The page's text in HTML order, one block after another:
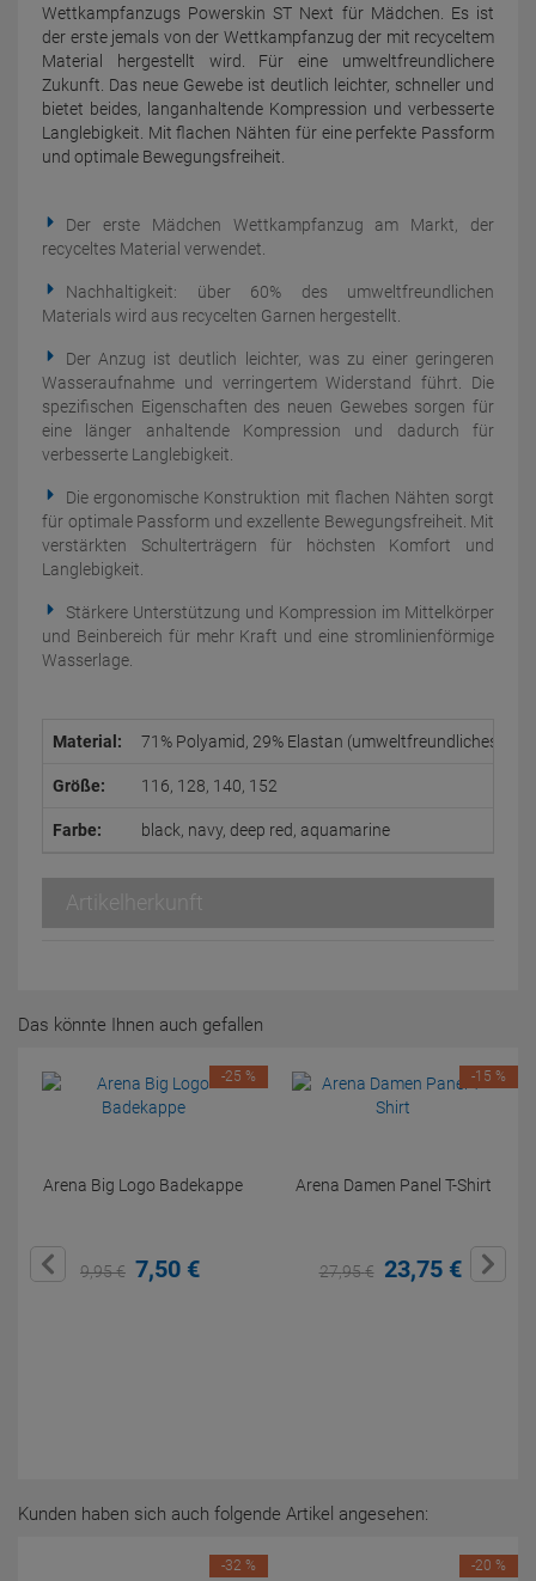
Wettkampfanzugs Powerskin ST Next für Mädchen. Es ist
der erste jemals von der Wettkampfanzug der mit recyceltem
Material hergestellt wird. Für eine umweltfreundlichere
Zukunft. Das neue Gewebe ist deutlich leichter, schneller und
bietet beides, langanhaltende Kompression und verbesserte
Langlebigkeit. Mit flachen Nähten für eine perfekte Passform
und optimale Bewegungsfreiheit.
Der erste Mädchen Wettkampfanzug am Markt, der
recyceltes Material verwendet.
Nachhaltigkeit: über 60% des umweltfreundlichen
Materials wird aus recycelten Garnen hergestellt.
Der Anzug ist deutlich leichter, was zu einer geringeren
Wasseraufnahme und verringertem Widerstand führt. Die
spezifischen Eigenschaften des neuen Gewebes sorgen für
eine länger anhaltende Kompression und dadurch für
verbesserte Langlebigkeit.
Die ergonomische Konstruktion mit flachen Nähten sorgt
für optimale Passform und exzellente Bewegungsfreiheit. Mit
verstärkten Schulterträgern für höchsten Komfort und
Langlebigkeit.
Stärkere Unterstützung und Kompression im Mittelkörper
und Beinbereich für mehr Kraft und eine stromlinienförmige
Wasserlage.
Material: 71% Polyamid, 29% Elastan (umweltfreundliches
Größe: 116, 128, 140, 152
Farbe: black, navy, deep red, aquamarine
Artikelherkunft
Das könnte Ihnen auch gefallen
Arena Big Logo Badekappe
9,95€ 7,50 €
-25 %
Arena Damen Panel T-Shirt
27,95€ 23,75 €
-15 %
Kunden haben sich auch folgende Artikel angesehen:
-32 % -20 %